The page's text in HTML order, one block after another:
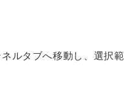
ルタブへ移動し、選択範